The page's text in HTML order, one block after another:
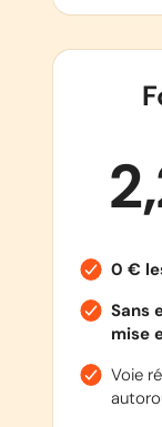
0 €
Sans
mise
Voie